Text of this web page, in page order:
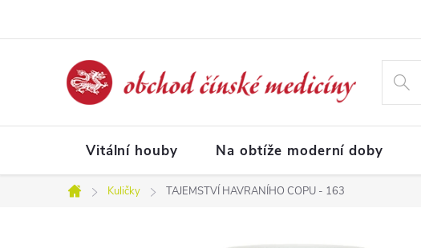
Vitální houby Na obtíže moderní doby
Domů
Kuličky TAJEMSTVÍ HAVRANÍHO COPU - 163